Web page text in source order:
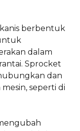
berbentuk
dalam
Sprocket
dan
seperti di